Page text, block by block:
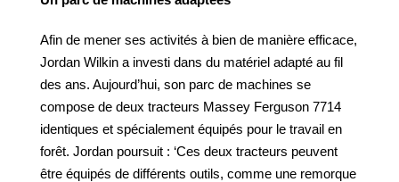
Afin de mener ses activités à bien de manière efficace,
Jordan Wilkin a investi dans du matériel adapté au fil
des ans. Aujourd’hui, son parc de machines se
compose de deux tracteurs Massey Ferguson 7714
identiques et spécialement équipés pour le travail en
forêt. Jordan poursuit : ‘Ces deux tracteurs peuvent
être équipés de différents outils, comme une remorque